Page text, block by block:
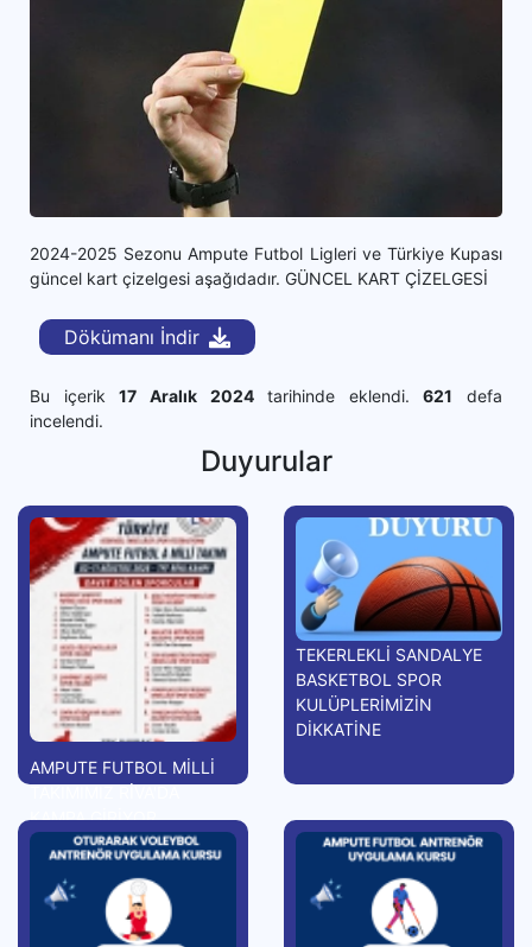
2024-2025 Sezonu Ampute Futbol Ligleri ve Türkiye Kupası
güncel kart çizelgesi aşağıdadır. GÜNCEL KART ÇİZELGESİ
Dökümanı İndir
Bu içerik17 Aralık 2024tarihinde eklendi.621 defa
incelendi.
Duyurular
AMPUTE FUTBOL MİLLİ
KAMPA GİRİYOR
TEKERLEKLİ SANDALYE
BASKETBOL SPOR
KULÜPLERİMİZİN
DİKKATİNE